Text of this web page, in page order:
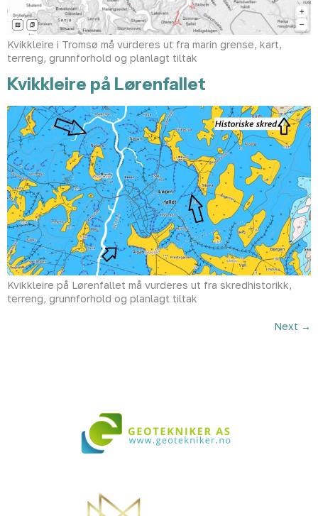
Kvikkleire i Tromsø må vurderes ut fra marin grense, kart,
terreng, grunnforhold og planlagt tiltak
Kvikkleire på Lørenfallet
Kvikkleire på Lørenfallet må vurderes ut fra skredhistorikk,
terreng, grunnforhold og planlagt tiltak
Next →